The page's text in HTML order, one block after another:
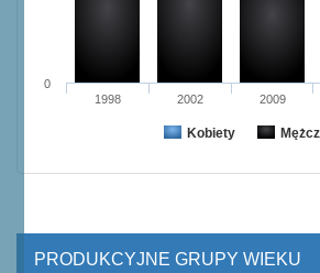
Kobiety
1998 2002 2009
0
PRODUKCYJNE GRUPY WIEKU